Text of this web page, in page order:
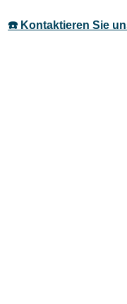
☎️ Kontaktieren Sie